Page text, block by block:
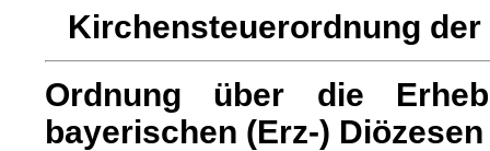
Kirchensteuerordnung
Ordnung über die
bayerischen (Erz-)